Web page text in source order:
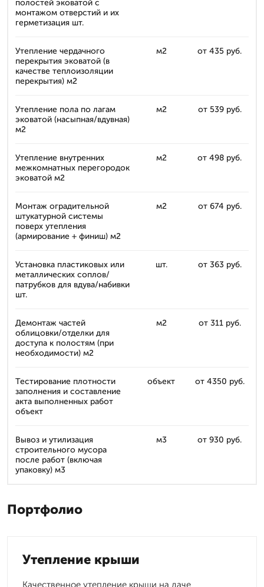
полостей эковатой с
монтажом отверстий и их
герметизация шт.
Утепление чердачного
перекрытия эковатой (в
качестве теплоизоляции
перекрытия) м2
м2 от 435 руб.
Утепление пола по лагам
эковатой (насыпная/вдувная)
м2
м2 от 539 руб.
Утепление внутренних
межкомнатных перегородок
эковатой м2
м2 от 498 руб.
Монтаж оградительной
штукатурной системы
поверх утепления
(армирование + финиш) м2
м2 от 674 руб.
Установка пластиковых или
металлических соплов/
патрубков для вдува/набивки
шт.
шт. от 363 руб.
Демонтаж частей
облицовки/отделки для
доступа к полостям (при
необходимости) м2
м2 от 311 руб.
Тестирование плотности
заполнения и составление
акта выполненных работ
объект
объект от 4350 руб.
Вывоз и утилизация
строительного мусора
после работ (включая
упаковку) м3
м3 от 930 руб.
Портфолио
Утепление крыши
Качественное утепление крыши на даче